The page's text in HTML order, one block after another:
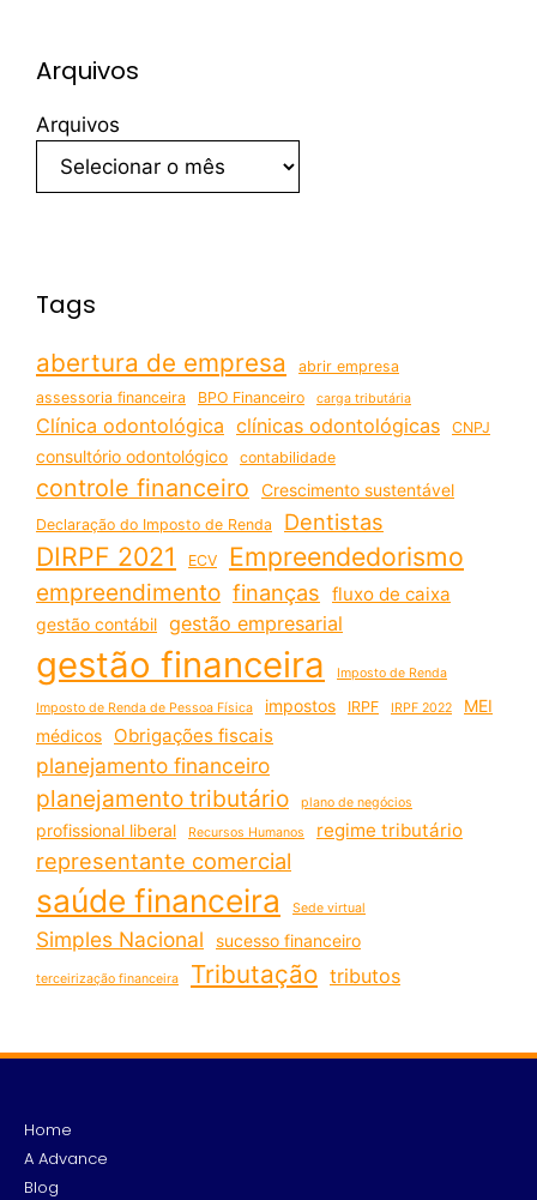
Arquivos
Arquivos
Tags
abertura de empresa
abrir empresa
assessoria financeira
BPO Financeiro carga tributária
Clínica odontológica clínicas odontológicas CNPJ
consultório odontológico contabilidade
controle financeiro Crescimento sustentável
Declaração do Imposto de Renda Dentistas
DIRPF 2021 ECV Empreendedorismo
empreendimento finanças fluxo de caixa
gestão contábil gestão empresarial
gestão financeira Imposto de Renda
Imposto de Renda de Pessoa Física impostos IRPF IRPF 2022
MEI
médicos
Obrigações fiscais
planejamento financeiro
planejamento tributário plano de negócios
profissional liberal Recursos Humanos regime tributário
representante comercial
saúde financeira Sede virtual
Simples Nacional sucesso financeiro
terceirização financeira Tributação tributos
Home
A Advance
Blog